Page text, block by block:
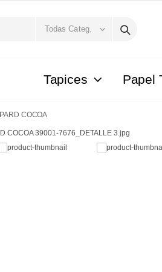
Tapices Papel
COCOA